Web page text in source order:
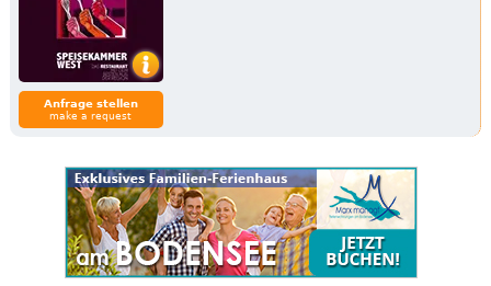
Anfrage stellen
make a request